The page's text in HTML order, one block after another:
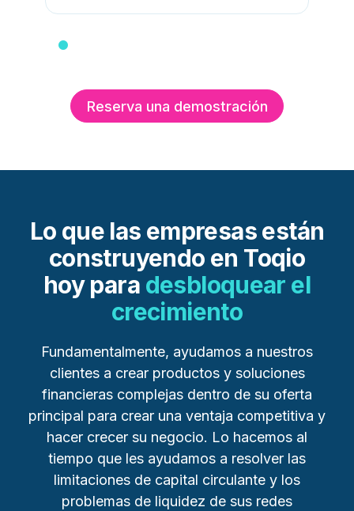
Reserva una demostración
Lo que las empresas están
construyendo en Toqio
hoy para desbloquear el
crecimiento
Fundamentalmente, ayudamos a nuestros
clientes a crear productos y soluciones
financieras complejas dentro de su oferta
principal para crear una ventaja competitiva y
hacer crecer su negocio. Lo hacemos al
tiempo que les ayudamos a resolver las
limitaciones de capital circulante y los
problemas de liquidez de sus redes